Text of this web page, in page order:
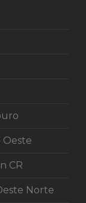
CR
Norte